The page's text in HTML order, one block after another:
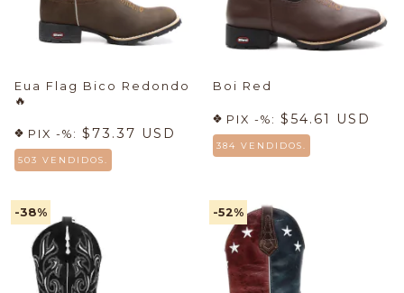
Eua Flag Bico Redondo
🔥
PIX -%: $73.37 USD
503 VENDIDOS.
Boi Red
PIX -%: $54.61 USD
384 VENDIDOS.
-38% -52%